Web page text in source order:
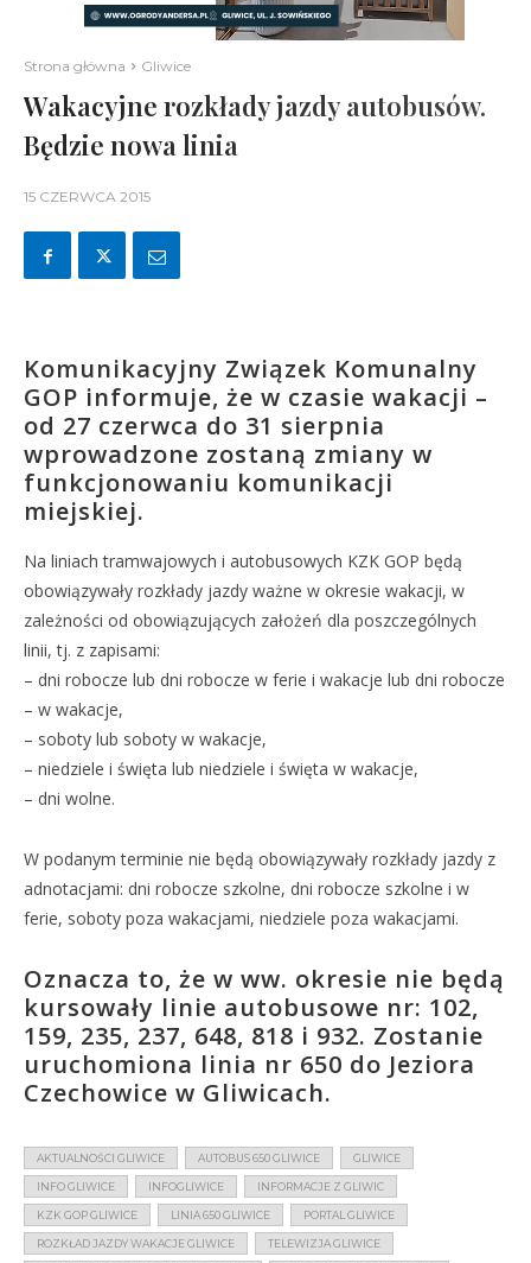
Strona główna Gliwice
Wakacyjne rozkłady jazdy autobusów.
Będzie nowa linia
15 CZERWCA 2015
Komunikacyjny Związek Komunalny
GOP informuje, że w czasie wakacji –
od 27 czerwca do 31 sierpnia
wprowadzone zostaną zmiany w
funkcjonowaniu komunikacji
miejskiej.
Na liniach tramwajowych i autobusowych KZK GOP będą
obowiązywały rozkłady jazdy ważne w okresie wakacji, w
zależności od obowiązujących założeń dla poszczególnych
linii, tj. z zapisami:
– dni robocze lub dni robocze w ferie i wakacje lub dni robocze
– w wakacje,
– soboty lub soboty w wakacje,
– niedziele i święta lub niedziele i święta w wakacje,
– dni wolne.
W podanym terminie nie będą obowiązywały rozkłady jazdy z
adnotacjami: dni robocze szkolne, dni robocze szkolne i w
ferie, soboty poza wakacjami, niedziele poza wakacjami.
Oznacza to, że w ww. okresie nie będą
kursowały linie autobusowe nr: 102,
159, 235, 237, 648, 818 i 932. Zostanie
uruchomiona linia nr 650 do Jeziora
Czechowice w Gliwicach.
AKTUALNOŚCI GLIWICE AUTOBUS 650 GLIWICE GLIWICE
INFO GLIWICE INFOGLIWICE INFORMACJE Z GLIWIC
KZK GOP GLIWICE LINIA 650 GLIWICE PORTAL GLIWICE
ROZKŁAD JAZDY WAKACJE GLIWICE TELEWIZJA GLIWICE